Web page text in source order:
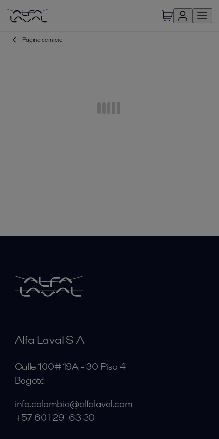
Pagina de inicio
Alfa Laval S A
Calle 100# 19A - 30 Piso 4
Bogotá
info.colombia@alfalaval.com
+57 601 291 63 30